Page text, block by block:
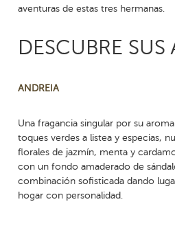
aventuras de estas tres hermanas.
DESCUBRE SUS
ANDREIA
Una fragancia singular por su
toques verdes a listea y especias,
florales de jazmín, menta y
con un fondo amaderado de
combinación sofisticada dando
hogar con personalidad.